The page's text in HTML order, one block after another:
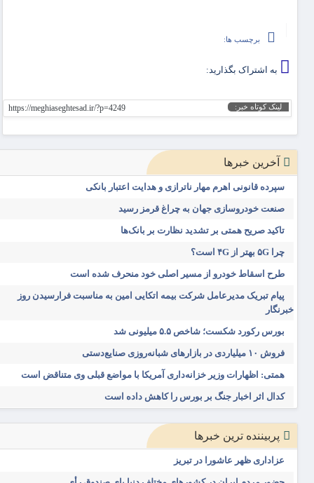
برچسب ها:
به اشتراک بگذارید:
لینک کوتاه خبر: https://meghiaseghtesad.ir/?p=4249
آخرین خبرها
سپرده قانونی اهرم مهار ناترازی و هدایت اعتبار بانکی
صنعت خودروسازی جهان به چراغ قرمز رسید
تاکید صریح همتی بر تشدید نظارت بر بانک‌ها
چرا ۵G بهتر از ۴G است؟
طرح اسقاط خودرو از مسیر اصلی خود منحرف شده است
پیام تبریک مدیرعامل شرکت بیمه اتکایی امین به مناسبت فرارسیدن روز
خبرنگار
بورس رکورد شکست؛ شاخص ۵.۵ میلیونی شد
فروش ۱۰ میلیاردی در بازارهای شبانه‌روزی صنایع‌دستی
همتی: اظهارات وزیر خزانه‌داری آمریکا با مواضع قبلی وی متناقض است
کدال اثر اخبار جنگ بر بورس را کاهش داده است
پربیننده ترین خبرها
عزاداری ظهر عاشورا در تبریز